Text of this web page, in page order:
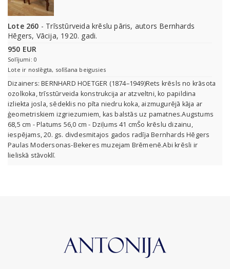
Lote 260 - Trīsstūrveida krēslu pāris, autors Bernhards
Hēgers, Vācija, 1920. gadi.
950 EUR
Solījumi: 0
Lote ir noslēgta, solīšana beigusies
Dizainers: BERNHARD HOETGER (1874–1949)Rets krēsls no krāsota
ozolkoka, trīsstūrveida konstrukcija ar atzveltni, ko papildina
izliekta josla, sēdeklis no pīta niedru koka, aizmugurējā kāja ar
ģeometriskiem izgriezumiem, kas balstās uz pamatnes.Augstums
68,5 cm - Platums 56,0 cm - Dziļums 41 cmŠo krēslu dizainu,
iespējams, 20. gs. divdesmitajos gados radīja Bernhards Hēgers
Paulas Modersonas-Bekeres muzejam Brēmenē.Abi krēsli ir
lieliskā stāvoklī.